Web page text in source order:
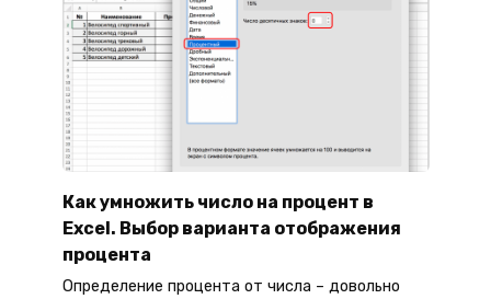
Как умножить число на процент в
Excel. Выбор варианта отображения
процента
Определение процента от числа – довольно